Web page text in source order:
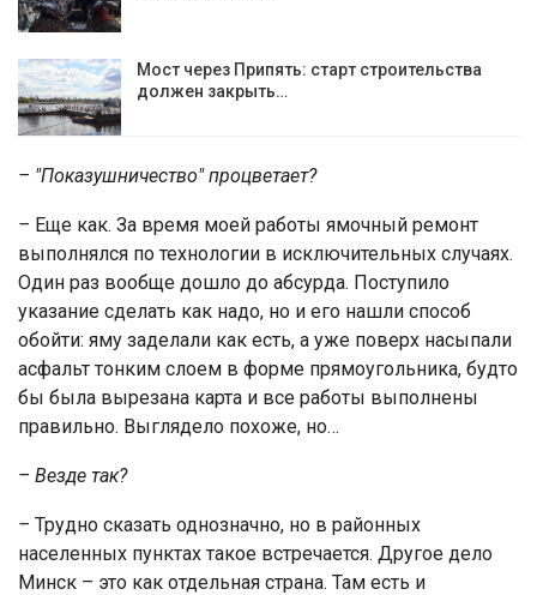
Мост через Припять: старт строительства
должен закрыть…
– "Показушничество" процветает?
– Еще как. За время моей работы ямочный ремонт
выполнялся по технологии в исключительных случаях.
Один раз вообще дошло до абсурда. Поступило
указание сделать как надо, но и его нашли способ
обойти: яму заделали как есть, а уже поверх насыпали
асфальт тонким слоем в форме прямоугольника, будто
бы была вырезана карта и все работы выполнены
правильно. Выглядело похоже, но…
– Везде так?
– Трудно сказать однозначно, но в районных
населенных пунктах такое встречается. Другое дело
Минск – это как отдельная страна. Там есть и